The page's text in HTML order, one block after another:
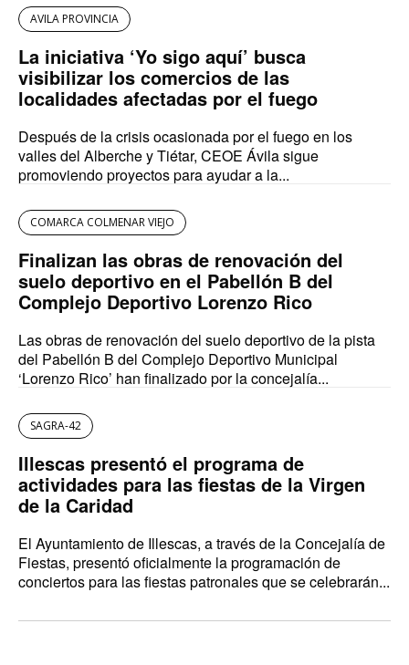
AVILA PROVINCIA
La iniciativa ‘Yo sigo aquí’ busca
visibilizar los comercios de las
localidades afectadas por el fuego
Después de la crisis ocasionada por el fuego en los
valles del Alberche y Tiétar, CEOE Ávila sigue
promoviendo proyectos para ayudar a la...
COMARCA COLMENAR VIEJO
Finalizan las obras de renovación del
suelo deportivo en el Pabellón B del
Complejo Deportivo Lorenzo Rico
Las obras de renovación del suelo deportivo de la pista
del Pabellón B del Complejo Deportivo Municipal
‘Lorenzo Rico’ han finalizado por la concejalía...
SAGRA-42
Illescas presentó el programa de
actividades para las fiestas de la Virgen
de la Caridad
El Ayuntamiento de Illescas, a través de la Concejalía de
Fiestas, presentó oficialmente la programación de
conciertos para las fiestas patronales que se celebrarán...